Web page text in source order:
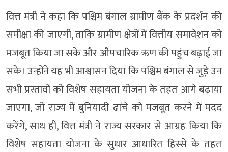
वित्त मंत्री ने कहा कि पश्चिम बंगाल ग्रामीण बैंक के प्रदर्शन की
समीक्षा की जाएगी, ताकि ग्रामीण क्षेत्रों में वित्तीय समावेशन को
मजबूत किया जा सके और औपचारिक ऋण की पहुंच बढ़ाई जा
सके। उन्होंने यह भी आश्वासन दिया कि पश्चिम बंगाल से जुड़े उन
सभी प्रस्तावों को विशेष सहायता योजना के तहत आगे बढ़ाया
जाएगा, जो राज्य में बुनियादी ढांचे को मजबूत करने में मदद
करेंगे, साथ ही, वित्त मंत्री ने राज्य सरकार से आग्रह किया कि
विशेष सहायता योजना के सुधार आधारित हिस्से के तहत